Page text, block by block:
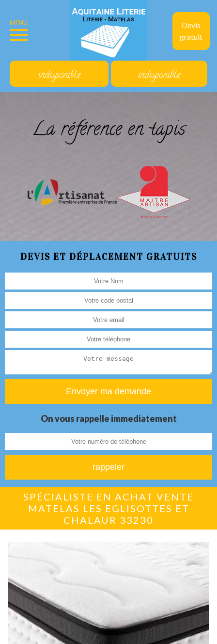
Devis
gratuit
MENU
indisponible indisponible
La référence en tapis
DEVIS ET DÉPLACEMENT GRATUITS
On vous rappelle immediatement
SPÉCIALISTE EN ACHAT VENTE
MATELAS LES EGLISOTTES ET
CHALAUR 33230